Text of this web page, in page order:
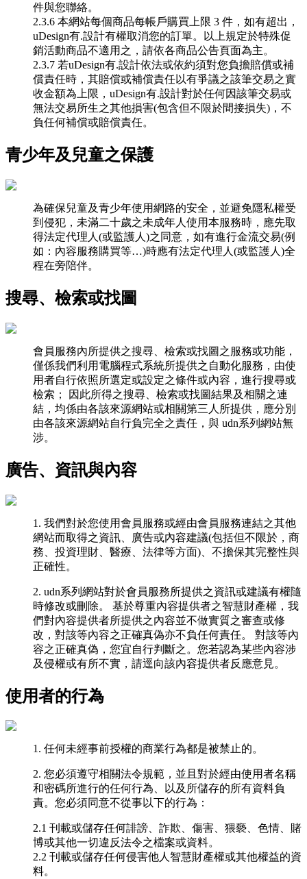
件與您聯絡。
2.3.6 本網站每個商品每帳戶購買上限 3 件，如有超出，
uDesign有.設計有權取消您的訂單。以上規定於特殊促
銷活動商品不適用之，請依各商品公告頁面為主。
2.3.7 若uDesign有.設計依法或依約須對您負擔賠償或補
償責任時，其賠償或補償責任以有爭議之該筆交易之實
收金額為上限，uDesign有.設計對於任何因該筆交易或
無法交易所生之其他損害(包含但不限於間接損失)，不
負任何補償或賠償責任。
青少年及兒童之保護
為確保兒童及青少年使用網路的安全，並避免隱私權受
到侵犯，未滿二十歲之未成年人使用本服務時，應先取
得法定代理人(或監護人)之同意，如有進行金流交易(例
如：內容服務購買等…)時應有法定代理人(或監護人)全
程在旁陪伴。
搜尋、檢索或找圖
會員服務內所提供之搜尋、檢索或找圖之服務或功能，
僅係我們利用電腦程式系統所提供之自動化服務，由使
用者自行依照所選定或設定之條件或內容，進行搜尋或
檢索； 因此所得之搜尋、檢索或找圖結果及相關之連
結，均係由各該來源網站或相關第三人所提供，應分別
由各該來源網站自行負完全之責任，與 udn系列網站無
涉。
廣告、資訊與內容
1. 我們對於您使用會員服務或經由會員服務連結之其他
網站而取得之資訊、廣告或內容建議(包括但不限於，商
務、投資理財、醫療、法律等方面)、不擔保其完整性與
正確性。
2. udn系列網站對於會員服務所提供之資訊或建議有權隨
時修改或刪除。 基於尊重內容提供者之智慧財產權，我
們對內容提供者所提供之內容並不做實質之審查或修
改，對該等內容之正確真偽亦不負任何責任。 對該等內
容之正確真偽，您宜自行判斷之。您若認為某些內容涉
及侵權或有所不實，請逕向該內容提供者反應意見。
使用者的行為
1. 任何未經事前授權的商業行為都是被禁止的。
2. 您必須遵守相關法令規範，並且對於經由使用者名稱
和密碼所進行的任何行為、以及所儲存的所有資料負
責。您必須同意不從事以下的行為：
2.1 刊載或儲存任何誹謗、詐欺、傷害、猥褻、色情、賭
博或其他一切違反法令之檔案或資料。
2.2 刊載或儲存任何侵害他人智慧財產權或其他權益的資
料。